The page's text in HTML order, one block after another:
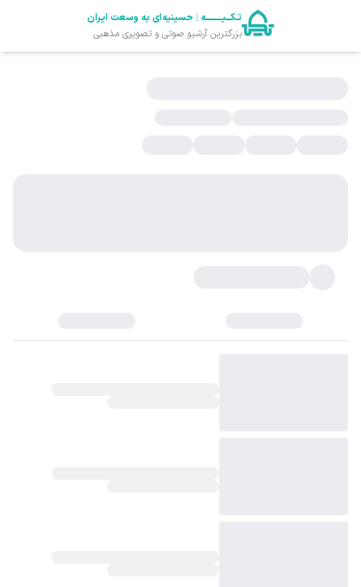
تـکـــیــــــــــه | حسینیه‌ای به وسعت ایران
بزرگترین آرشیو صوتی و تصویری مذهبی
پخش زنده حرم